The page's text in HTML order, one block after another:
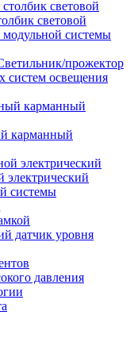
световой
системы
прожектор
систем освещения
карманный
системы
датчик уровня
давления